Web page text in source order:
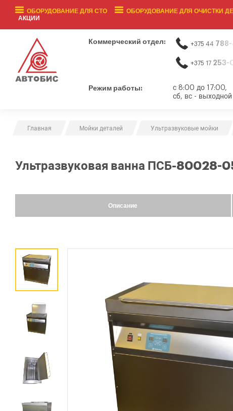
ОБОРУДОВАНИЕ ДЛЯ СТО ОБОРУДОВАНИЕ ДЛЯ ОЧИСТКИ
АКЦИИ
Коммерческий отдел: +375 44
+375 17 253-
Режим работы:
с 8:00 до 17:00,
сб, вс - выходной
Главная Мойки деталей Ультразвуковые мойки
Ультразвуковая ванна ПСБ-80028-
Описание